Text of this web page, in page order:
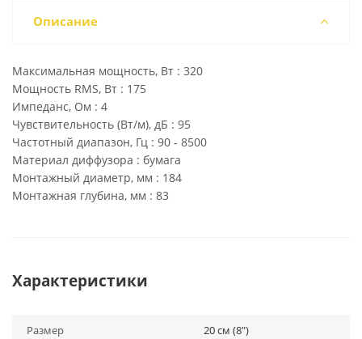
Описание
Максимальная мощность, Вт : 320
Мощность RMS, Вт : 175
Импеданс, Ом : 4
Чувствительность (Вт/м), дБ : 95
Частотный диапазон, Гц : 90 - 8500
Материал диффузора : бумага
Монтажный диаметр, мм : 184
Монтажная глубина, мм : 83
Характеристики
Размер 20 см (8")